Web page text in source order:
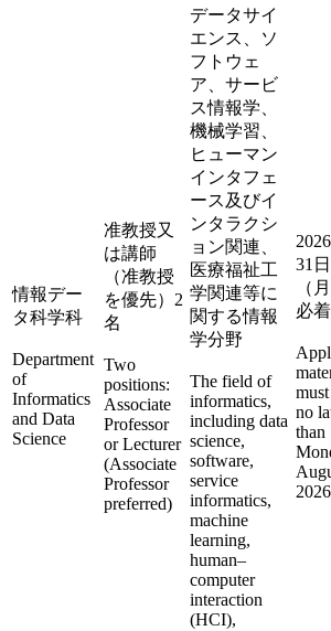
情報デー
タ科学科
Department
of
Informatics
and Data
Science
准教授又
は講師
（准教授
を優先）2
名
Two
positions:
Associate
Professor
or Lecturer
(Associate
Professor
preferred)
データサイ
エンス、ソ
フトウェ
ア、サービ
ス情報学、
機械学習、
ヒューマン
インタフェ
ース及びイ
ンタラクシ
ョン関連、
医療福祉工
学関連等に
関する情報
学分野
The field of
informatics,
including data
science,
software,
service
informatics,
machine
learning,
human–
computer
interaction
(HCI),
31日
（
必着
no
than
2026